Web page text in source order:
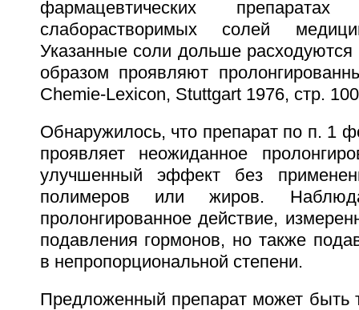
фармацевтических
слаборастворимых солей
Указанные соли дольше расходуются
образом проявляют
Chemie-Lexicon, Stuttgart 1976, стр.
Обнаружилось, что препарат по п. 1
проявляет неожиданное
улучшенный эффект без
полимеров или жиров.
пролонгированное действие,
подавления гормонов, но также
в непропорциональной степени.
Предложенный препарат может быть